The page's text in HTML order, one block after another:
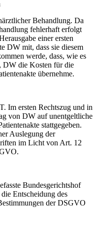
Behandlung. Da
fehlerhaft erfolgt
einer ersten
DW mit, dass sie diesem
werde, dass, wie es
DW die Kosten für die
übernehme.
ersten Rechtszug und in
von DW auf unentgeltliche
stattgegeben.
Auslegung der
im Licht von Art. 12
Bundesgerichtshof
Entscheidung des
der DSGVO